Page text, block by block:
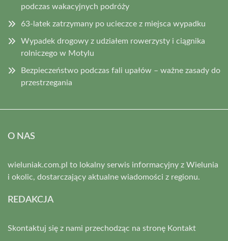
podczas wakacyjnych podróży
63-latek zatrzymany po ucieczce z miejsca wypadku
Wypadek drogowy z udziałem rowerzysty i ciągnika
rolniczego w Motylu
Bezpieczeństwo podczas fali upałów – ważne zasady do
przestrzegania
O NAS
wieluniak.com.pl to lokalny serwis informacyjny z Wielunia
i okolic, dostarczający aktualne wiadomości z regionu.
REDAKCJA
Skontaktuj się z nami przechodząc na stronę Kontakt